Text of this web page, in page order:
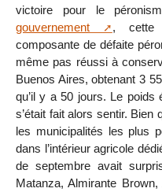
victoire pour le
gouvernement
, cette
composante de défaite
même pas réussi à
Buenos Aires, obtenant 3
qu’il y a 50 jours. Le poids
s’était fait alors sentir. Bien
les municipalités les plus
dans l’intérieur agricole
de septembre avait
Matanza, Almirante